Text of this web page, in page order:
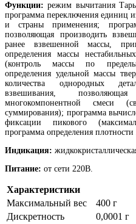
Функции: режим вычитания
программа переключения единиц
и страны применения;
позволяющая производить
ранее взвешенной массы,
определения массы
(контроль массы по
определения удельной массы
количества однородных
взвешивания,
многокомпонентной смеси
суммирования); программа
фиксации пикового
программа определения
Индикация:
Питание: от сети 220В.
Характеристики
Максимальный вес
400 г
Дискретность
0,0001 г